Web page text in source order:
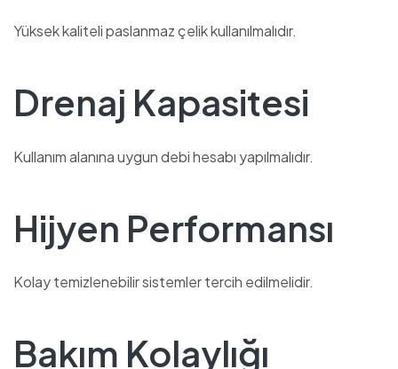
Yüksek kaliteli paslanmaz çelik kullanılmalıdır.
Drenaj Kapasitesi
Kullanım alanına uygun debi hesabı yapılmalıdır.
Hijyen Performansı
Kolay temizlenebilir sistemler tercih edilmelidir.
Bakım Kolaylığı